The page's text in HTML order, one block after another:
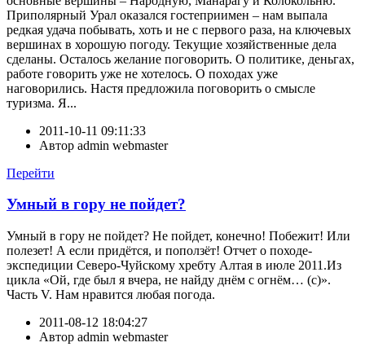
Приполярный Урал оказался гостеприимен – нам выпала
редкая удача побывать, хоть и не с первого раза, на ключевых
вершинах в хорошую погоду. Текущие хозяйственные дела
сделаны. Осталось желание поговорить. О политике, деньгах,
работе говорить уже не хотелось. О походах уже
наговорились. Настя предложила поговорить о смысле
туризма. Я...
2011-10-11 09:11:33
Автор admin webmaster
Перейти
Умный в гору не пойдет?
Умный в гору не пойдет? Не пойдет, конечно! Побежит! Или
полезет! А если придётся, и поползёт! Отчет о походе-
экспедиции Северо-Чуйскому хребту Алтая в июле 2011.Из
цикла «Ой, где был я вчера, не найду днём с огнём… (с)».
Часть V. Нам нравится любая погода.
2011-08-12 18:04:27
Автор admin webmaster